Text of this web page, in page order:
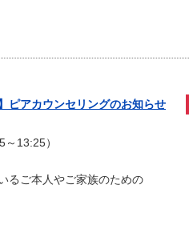
ピアカウンセリングのお知らせ
13:25）
るご本人やご家族のための